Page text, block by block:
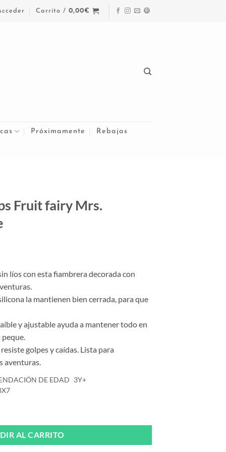
Carrito /0,00€
Próximamente Rebajas
Fruit fairy Mrs.
líos con esta fiambrera decorada con
la mantienen bien cerrada, para que
y ajustable ayuda a mantener todo en
golpes y caídas. Lista para
aventuras.
DE EDAD
3Y+
AL CARRITO